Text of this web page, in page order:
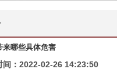
来哪些具体危害
间：2022-02-26 14:23:50